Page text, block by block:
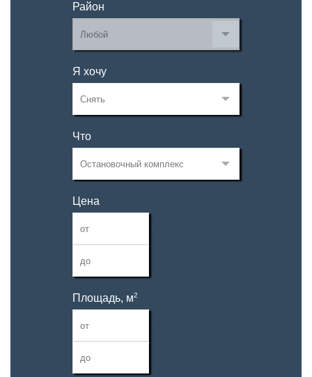
Район
Я хочу
Что
Цена
—
Площадь, м2
—